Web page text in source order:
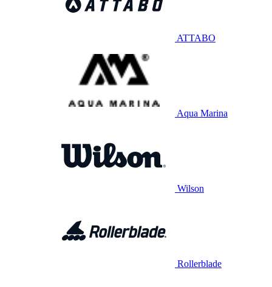
ATTABO
Aqua Marina
Wilson
Rollerblade